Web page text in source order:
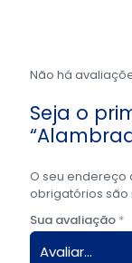
Não há
Seja o
O seu endereço
obrigatórios
Sua avaliação *